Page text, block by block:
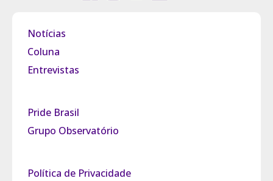
Notícias
Coluna
Entrevistas
Pride Brasil
Grupo Observatório
Política de Privacidade